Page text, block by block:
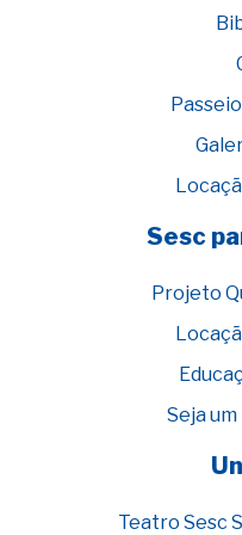
Sesc
Projeto
Seja
Teatro Sesc